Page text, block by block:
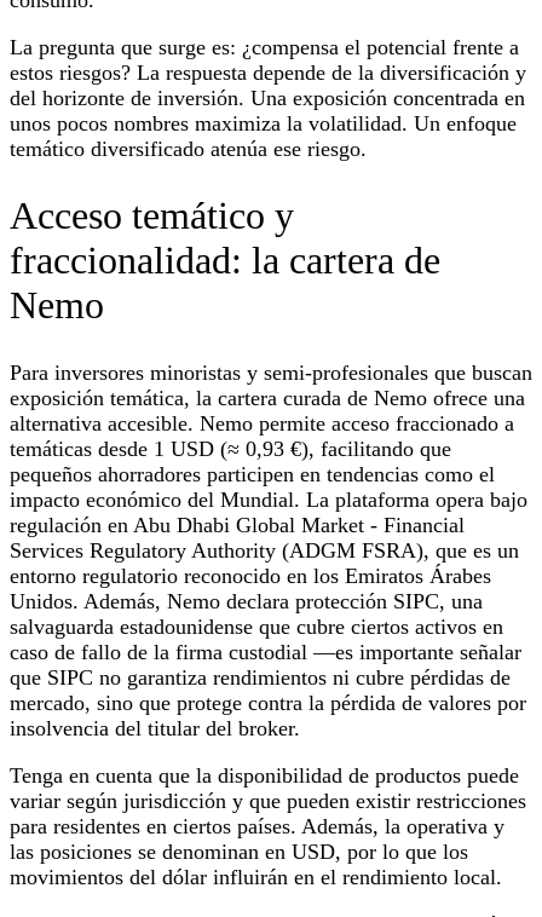
La pregunta que surge es: ¿compensa el potencial frente a
estos riesgos? La respuesta depende de la diversificación y
del horizonte de inversión. Una exposición concentrada en
unos pocos nombres maximiza la volatilidad. Un enfoque
temático diversificado atenúa ese riesgo.
Acceso temático y
fraccionalidad: la cartera de
Nemo
Para inversores minoristas y semi-profesionales que buscan
exposición temática, la cartera curada de Nemo ofrece una
alternativa accesible. Nemo permite acceso fraccionado a
temáticas desde 1 USD (≈ 0,93 €), facilitando que
pequeños ahorradores participen en tendencias como el
impacto económico del Mundial. La plataforma opera bajo
regulación en Abu Dhabi Global Market - Financial
Services Regulatory Authority (ADGM FSRA), que es un
entorno regulatorio reconocido en los Emiratos Árabes
Unidos. Además, Nemo declara protección SIPC, una
salvaguarda estadounidense que cubre ciertos activos en
caso de fallo de la firma custodial —es importante señalar
que SIPC no garantiza rendimientos ni cubre pérdidas de
mercado, sino que protege contra la pérdida de valores por
insolvencia del titular del broker.
Tenga en cuenta que la disponibilidad de productos puede
variar según jurisdicción y que pueden existir restricciones
para residentes en ciertos países. Además, la operativa y
las posiciones se denominan en USD, por lo que los
movimientos del dólar influirán en el rendimiento local.